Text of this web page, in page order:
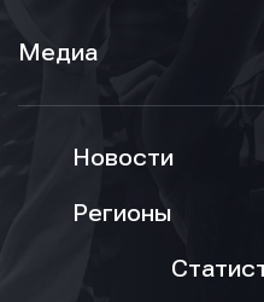
Медиа
Новости
Регионы